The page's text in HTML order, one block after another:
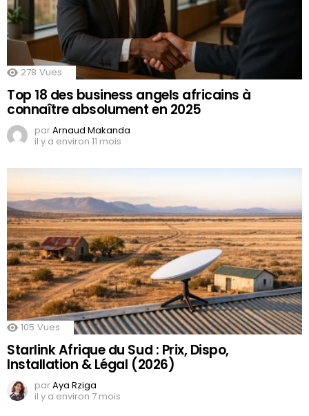
278 Vues
Top 18 des business angels africains à
connaître absolument en 2025
parArnaud Makanda
il y a environ 11 mois
105 Vues
Starlink Afrique du Sud : Prix, Dispo,
Installation & Légal (2026)
parAya Rziga
il y a environ 7 mois